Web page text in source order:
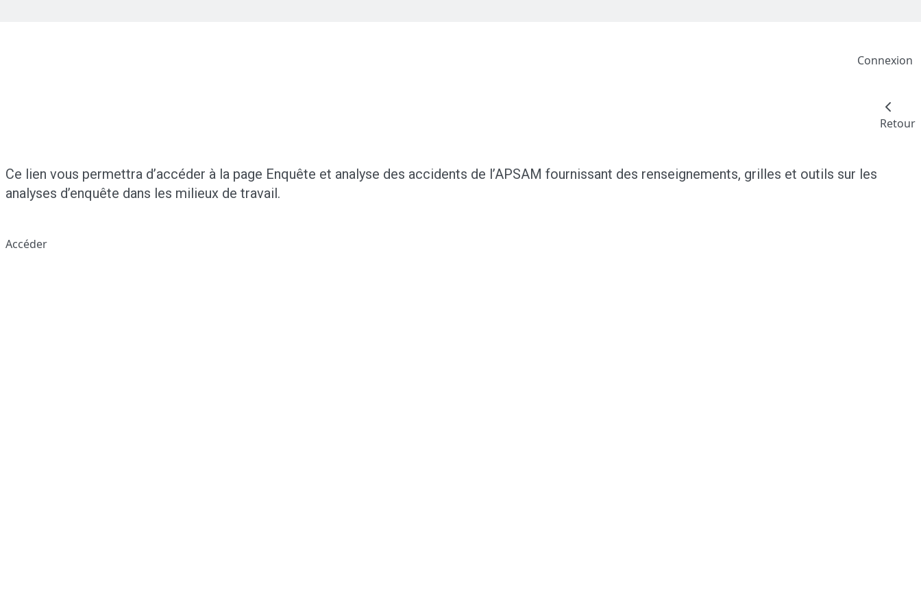
Connexion
Retour
Ce lien vous permettra d’accéder à la page Enquête et analyse des accidents de l’APSAM fournissant des renseignements, grilles et outils sur les
analyses d’enquête dans les milieux de travail.
Accéder